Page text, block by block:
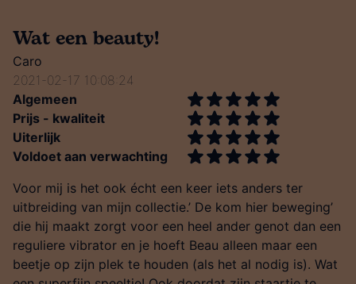
Wat een beauty!
Caro
2021-02-17 10:08:24
Algemeen
Prijs - kwaliteit
Uiterlijk
Voldoet aan verwachting
Voor mij is het ook écht een keer iets anders ter
uitbreiding van mijn collectie.’ De kom hier beweging’
die hij maakt zorgt voor een heel ander genot dan een
reguliere vibrator en je hoeft Beau alleen maar een
beetje op zijn plek te houden (als het al nodig is). Wat